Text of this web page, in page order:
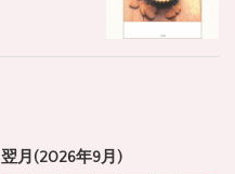
翌月(2026年9月)